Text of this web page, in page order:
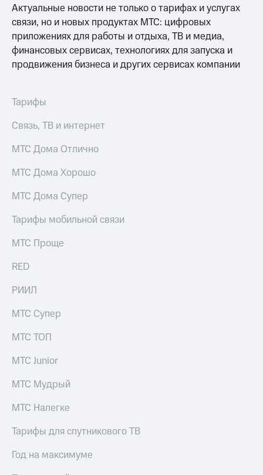
Описание
Еврооблигации-2023
Уведомление
погашении
именных
Реквизиты
Контакты
развитие
этика
На главную
Актуальные новости не только о тарифах и услугах
связи, но и новых продуктах МТС: цифровых
приложениях для работы и отдыха, ТВ и медиа,
финансовых сервисах, технологиях для запуска и
продвижения бизнеса и других сервисах компании
Тарифы
Связь, ТВ и интернет
МТС Дома Отлично
МТС Дома Хорошо
МТС Дома Супер
Тарифы мобильной связи
МТС Проще
RED
РИИЛ
МТС Супер
МТС ТОП
МТС Junior
МТС Мудрый
МТС Налегке
Тарифы для спутникового ТВ
Год на максимуме